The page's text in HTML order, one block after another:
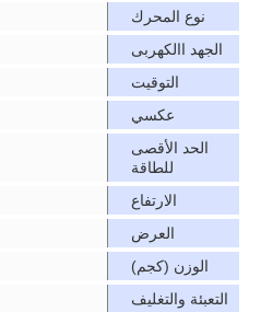
نوع المحرك
الجهد االكهربى
التوقيت
عكسي
الحد الأقصى
للطاقة
الارتفاع
العرض
الوزن (كجم)
التعبئة والتغليف